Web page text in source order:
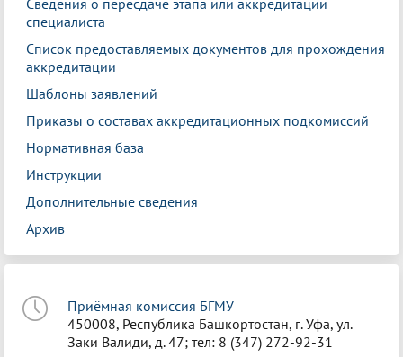
Сведения о пересдаче этапа или аккредитации
специалиста
Список предоставляемых документов для прохождения
аккредитации
Шаблоны заявлений
Приказы о составах аккредитационных подкомиссий
Нормативная база
Инструкции
Дополнительные сведения
Архив
Приёмная комиссия БГМУ
450008, Республика Башкортостан, г. Уфа, ул.
Заки Валиди, д. 47; тел: 8 (347) 272-92-31